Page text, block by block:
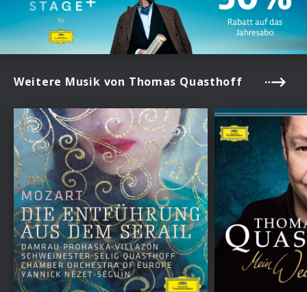
Weitere Musik von Thomas Quasthoff